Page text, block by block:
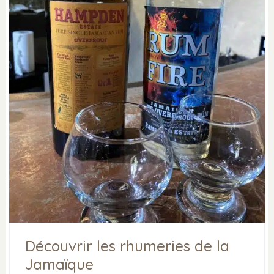
Découvrir les rhumeries de la
Jamaïque